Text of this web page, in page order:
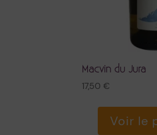
Macvin du Jura
17,50€
Voir le